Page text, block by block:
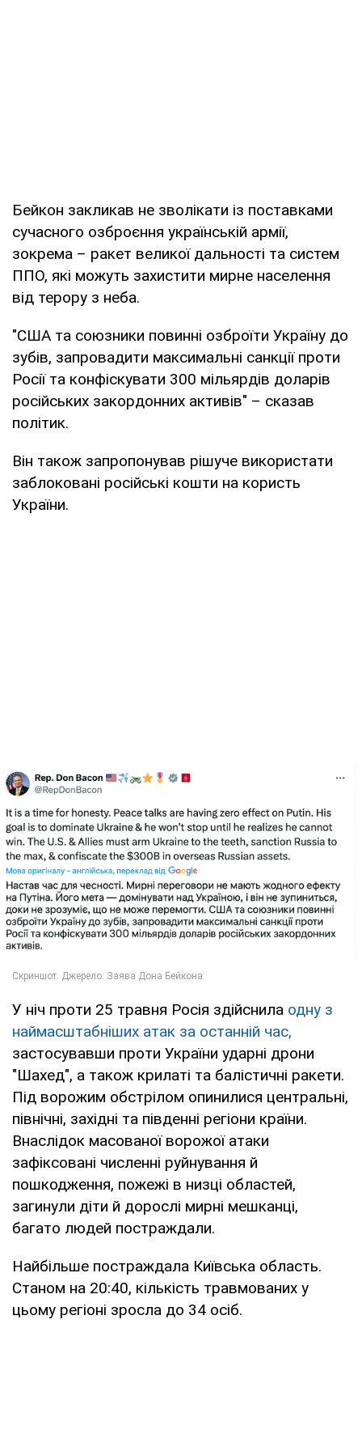
Бейкон закликав не зволікати із поставками
сучасного озброєння українській армії,
зокрема – ракет великої дальності та систем
ППО, які можуть захистити мирне населення
від терору з неба.
"США та союзники повинні озброїти Україну до
зубів, запровадити максимальні санкції проти
Росії та конфіскувати 300 мільярдів доларів
російських закордонних активів" – сказав
політик.
Він також запропонував рішуче використати
заблоковані російські кошти на користь
України.
У ніч проти 25 травня Росія здійснила одну з
наймасштабніших атак за останній час,
застосувавши проти України ударні дрони
"Шахед", а також крилаті та балістичні ракети.
Під ворожим обстрілом опинилися центральні,
північні, західні та південні регіони країни.
Внаслідок масованої ворожої атаки
зафіксовані численні руйнування й
пошкодження, пожежі в низці областей,
загинули діти й дорослі мирні мешканці,
багато людей постраждали.
Найбільше постраждала Київська область.
Станом на 20:40, кількість травмованих у
цьому регіоні зросла до 34 осіб.